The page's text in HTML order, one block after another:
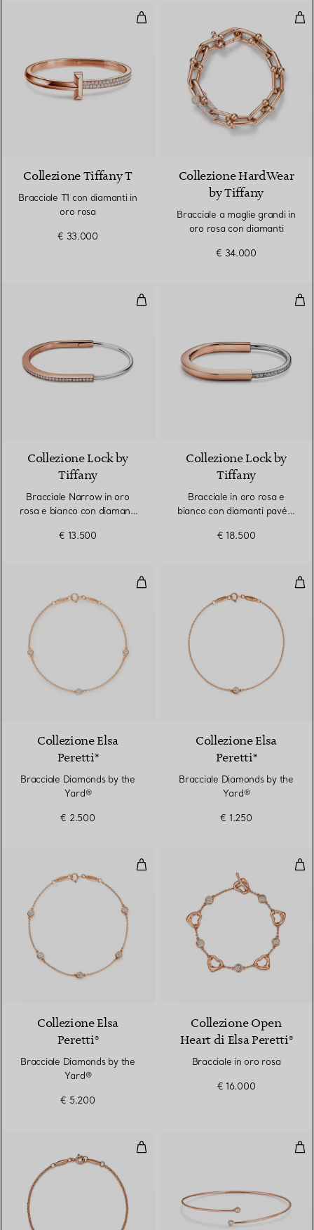
Bracciale T1 con diamanti in oro
3 Materiali
Collezione Tiffany T
Bracciale T1 con diamanti in
oro rosa
€ 33.000
Collezione HardWear
by Tiffany
Bracciale a maglie grandi in
oro rosa con diamanti
€ 34.000
Bracciale Narrow in oro rosa e
Collezione Lock by
Tiffany
Bracciale Narrow in oro
rosa e bianco con diamanti
€ 13.500
Collezione Lock by
Tiffany
Bracciale in oro rosa e
bianco con diamanti pavé a
€ 18.500
Bracciale Diamonds by the
Collezione Elsa
Peretti®
Bracciale Diamonds by the
Yard®
€ 2.500
Collezione Elsa
Peretti®
Bracciale Diamonds by the
Yard®
€ 1.250
Bracciale Diamonds by the
Collezione Elsa
Peretti®
Bracciale Diamonds by the
Yard®
€ 5.200
Collezione Open
Heart di Elsa Peretti®
Bracciale in oro rosa
€ 16.000
Bracciale in oro rosa con